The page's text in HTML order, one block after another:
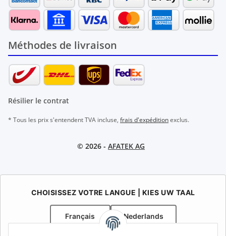
Méthodes de livraison
Résilier le contrat
* Tous les prix s'entendent TVA incluse, frais d'expéditionexclus.
© 2026 - AFATEK AG
CHOISISSEZ VOTRE LANGUE | KIES UW TAAL
Français Nederlands